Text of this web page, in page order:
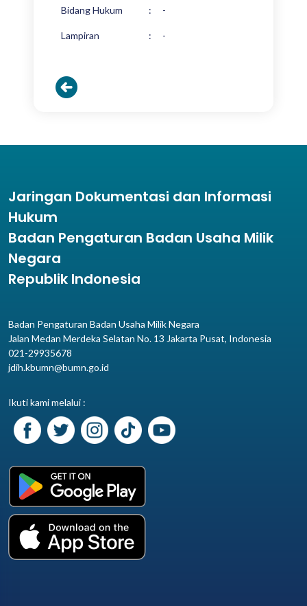
Bidang Hukum : -
Lampiran : -
Jaringan Dokumentasi dan Informasi
Hukum
Badan Pengaturan Badan Usaha Milik
Negara
Republik Indonesia
Badan Pengaturan Badan Usaha Milik Negara
Jalan Medan Merdeka Selatan No. 13 Jakarta Pusat, Indonesia
021-29935678
jdih.kbumn@bumn.go.id
Ikuti kami melalui :